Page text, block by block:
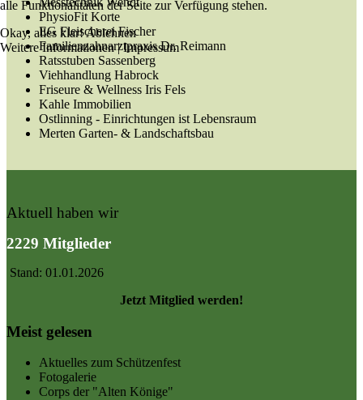
PhysioFit Korte
EG Fleischerei Fischer
Familienzahnarztpraxis Dr. Reimann
Ratsstuben Sassenberg
Viehhandlung Habrock
Friseure & Wellness Iris Fels
Kahle Immobilien
Ostlinning - Einrichtungen ist Lebensraum
Merten Garten- & Landschaftsbau
Aktuell haben wir
2229 Mitglieder
Stand: 01.01.2026
Jetzt Mitglied werden!
Meist gelesen
Aktuelles zum Schützenfest
Fotogalerie
Corps der "Alten Könige"
alle Funktionalitäten der Seite zur Verfügung stehen.
Okay, alles klar!Ablehnen
Weitere Informationen|Impressum